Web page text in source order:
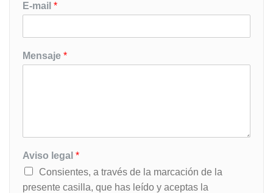
E-mail *
Mensaje *
Aviso legal *
Consientes, a través de la marcación de la
presente casilla, que has leído y aceptas la